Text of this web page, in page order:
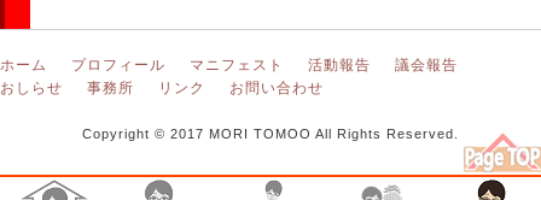
ホーム プロフィール マニフェスト 活動報告
議会報告
おしらせ
事務所 リンク お問い合わせ
Copyright © 2017 MORI TOMOO All Rights Reserved.